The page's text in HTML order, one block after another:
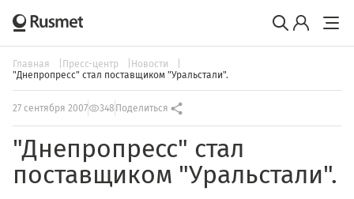
Главная Пресс-центр
Новости
"Днепропресс" стал поставщиком "Уральстали".
27 сентября 2007 348 Поделиться
"Днепропресс" стал
поставщиком "Уральстали".